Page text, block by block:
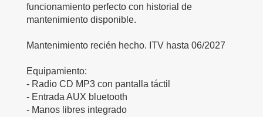
funcionamiento perfecto con historial de
mantenimiento disponible.
Mantenimiento recién hecho. ITV hasta 06/2027
Equipamiento:
- Radio CD MP3 con pantalla táctil
- Entrada AUX bluetooth
- Manos libres integrado